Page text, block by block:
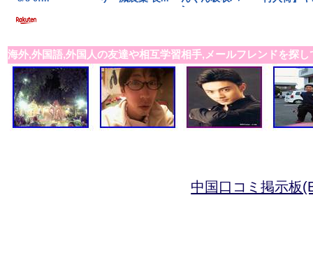
海外,外国語,外国人の友達や相互学習相手,メールフレンドを探し
中国口コミ掲示板